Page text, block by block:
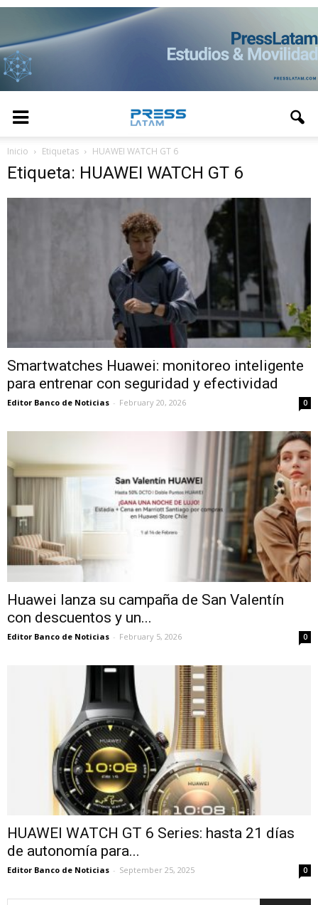
Inicio Etiquetas HUAWEI WATCH GT 6
Etiqueta: HUAWEI WATCH GT 6
Smartwatches Huawei: monitoreo inteligente
para entrenar con seguridad y efectividad
Editor Banco de Noticias - February 20, 2026 0
Huawei lanza su campaña de San Valentín
con descuentos y un...
Editor Banco de Noticias - February 5, 2026 0
HUAWEI WATCH GT 6 Series: hasta 21 días
de autonomía para...
Editor Banco de Noticias - September 25, 2025 0